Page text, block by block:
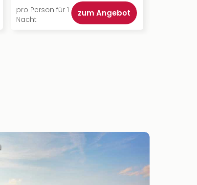
pro Person für 1
Nacht
zum Angebot